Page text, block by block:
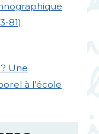
81)
? Une
à l’école